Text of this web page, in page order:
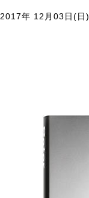
2017年 12月03日(日)